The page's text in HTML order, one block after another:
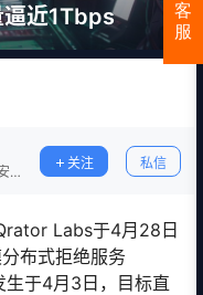
逼近1Tbps
关注 私信
Labs于4月28日
布式拒绝服务
生于4月3日，目标直
客
服